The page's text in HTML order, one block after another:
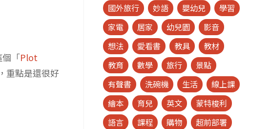
「Plot
重點是還很好
國外旅行
妙語 嬰幼兒
學習
家電
居家 幼兒園
影音
想法
愛看書 教具
教材
教育
數學 旅行
景點
有聲書
洗碗機 生活
線上課
繪本
育兒 英文
蒙特梭利
語言
課程 購物
超前部署